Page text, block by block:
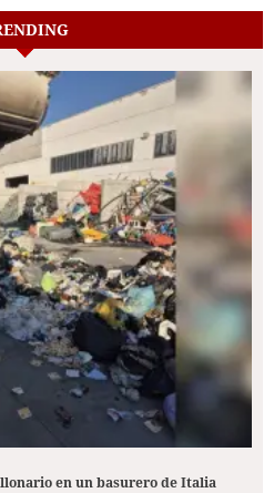
en un basurero de Italia